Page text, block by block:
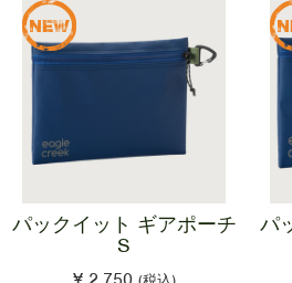
パックイット ギアポーチ
S
パ